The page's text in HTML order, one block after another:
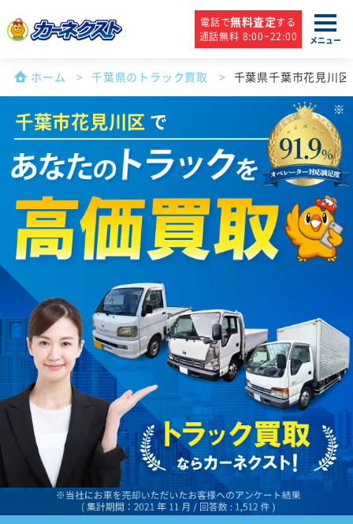
電話で無料査定する
通話無料 8:00~22:00
メニュー
ホーム 千葉県のトラック買取 千葉県千葉市花見川
千葉市花見川区 で